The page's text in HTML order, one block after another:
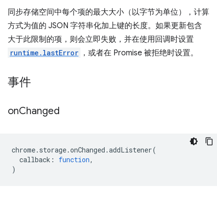
同步存储空间中每个项的最大大小（以字节为单位），计算
方式为值的 JSON 字符串化加上键的长度。如果更新包含
大于此限制的项，则会立即失败，并在使用回调时设置
runtime.lastError ，或者在 Promise 被拒绝时设置。
事件
onChanged
chrome. storage.onChanged .addListener(
callback : function,
)